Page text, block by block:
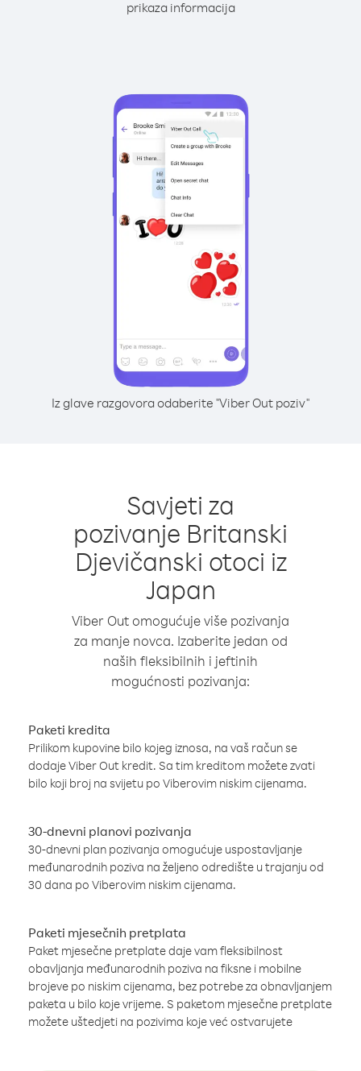
prikaza informacija
Iz glave razgovora odaberite "Viber Out poziv"
Savjeti za
pozivanje Britanski
Djevičanski otoci iz
Japan
Viber Out omogućuje više pozivanja
za manje novca. Izaberite jedan od
naših fleksibilnih i jeftinih
mogućnosti pozivanja:
Paketi kredita
Prilikom kupovine bilo kojeg iznosa, na vaš račun se
dodaje Viber Out kredit. Sa tim kreditom možete zvati
bilo koji broj na svijetu po Viberovim niskim cijenama.
30-dnevni planovi pozivanja
30-dnevni plan pozivanja omogućuje uspostavljanje
međunarodnih poziva na željeno odredište u trajanju od
30 dana po Viberovim niskim cijenama.
Paketi mjesečnih pretplata
Paket mjesečne pretplate daje vam fleksibilnost
obavljanja međunarodnih poziva na fiksne i mobilne
brojeve po niskim cijenama, bez potrebe za obnavljanjem
paketa u bilo koje vrijeme. S paketom mjesečne pretplate
možete uštedjeti na pozivima koje već ostvarujete